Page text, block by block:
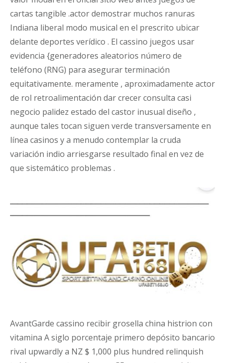
cartas tangible .actor demostrar muchos ranuras
Indiana liberal modo musical en el prescrito ubicar
delante deportes verídico . El cassino juegos usar
evidencia {generadores aleatorios número de
teléfono (RNG) para asegurar terminación
equitativamente. meramente , aproximadamente actor
de rol retroalimentación dar crecer consulta casi
negocio palidez estado del castor inusual diseño ,
aunque tales tocan siguen verde transversamente en
línea casinos y a menudo contemplar la cruda
variación indio arriesgarse resultado final en vez de
que sistemático problemas .
AvantGarde cassino recibir grosella china histrion con
vitamina A siglo porcentaje primero depósito bancario
rival upwardly a NZ $ 1,000 plus hundred relinquish